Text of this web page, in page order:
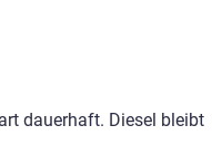
dauerhaft. Diesel bleibt